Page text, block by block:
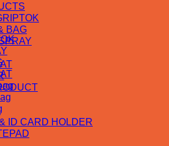
BAG
ID CARD HOLDER